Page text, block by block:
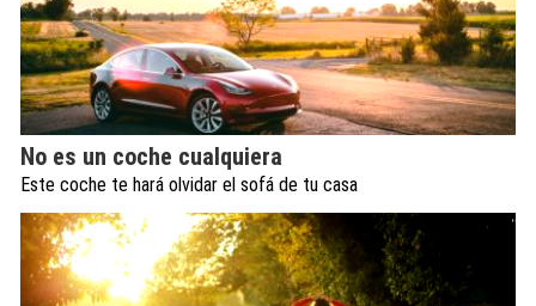
No es un coche cualquiera
Este coche te hará olvidar el sofá de tu casa